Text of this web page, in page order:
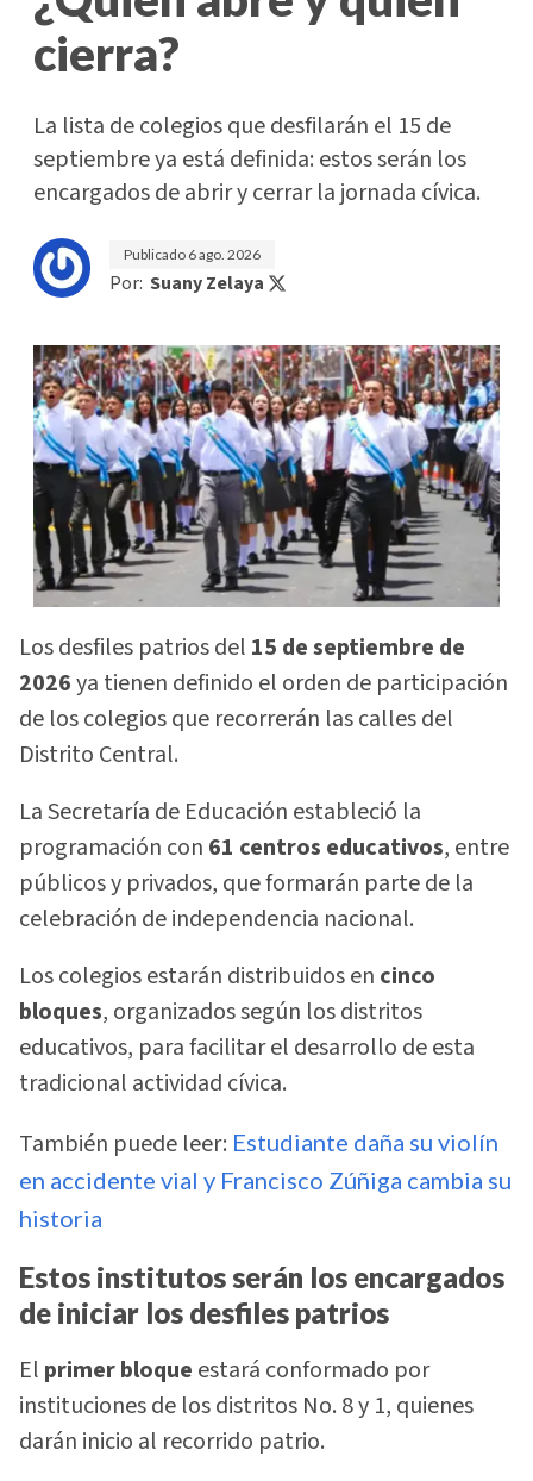
cierra?
La lista de colegios que desfilarán el 15 de
septiembre ya está definida: estos serán los
encargados de abrir y cerrar la jornada cívica.
Publicado 6 ago. 2026
Por: Suany Zelaya
Los desfiles patrios del 15 de septiembre de
2026ya tienen definido el orden de participación
de los colegios que recorrerán las calles del
Distrito Central.
La Secretaría de Educación estableció la
programación con 61 centros educativos, entre
públicos y privados, que formarán parte de la
celebración de independencia nacional.
Los colegios estarán distribuidos en cinco
bloques, organizados según los distritos
educativos, para facilitar el desarrollo de esta
tradicional actividad cívica.
También puede leer: Estudiante daña su violín
en accidente vial y Francisco Zúñiga cambia su
historia
Estos institutos serán los encargados
de iniciar los desfiles patrios
El primer bloque estará conformado por
instituciones de los distritos No. 8 y 1, quienes
darán inicio al recorrido patrio.